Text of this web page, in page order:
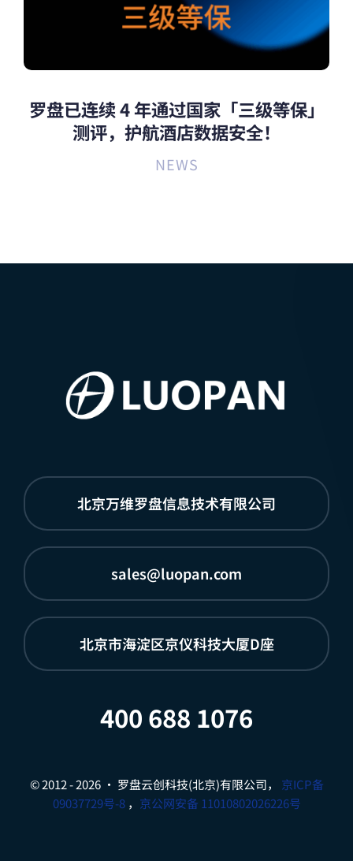
罗盘已连续 4 年通过国家「三级等保」
测评，护航酒店数据安全！
NEWS
北京万维罗盘信息技术有限公司
sales@luopan.com
北京市海淀区京仪科技大厦D座
400 688 1076
© 2012 - 2026 • 罗盘云创科技(北京)有限公司，
京ICP备
09037729号-8， 京公网安备 11010802026226号